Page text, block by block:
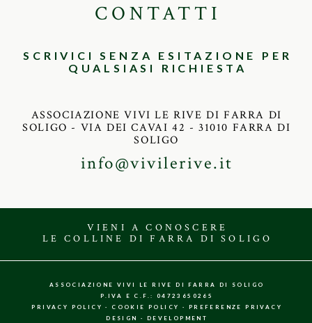
CONTATTI
SCRIVICI SENZA ESITAZIONE PER
QUALSIASI RICHIESTA
ASSOCIAZIONE VIVI LE RIVE DI FARRA DI
SOLIGO - VIA DEI CAVAI 42 - 31010 FARRA DI
SOLIGO
info@vivilerive.it
VIENI A CONOSCERE
LE COLLINE DI FARRA DI SOLIGO
ASSOCIAZIONE VIVI LE RIVE DI FARRA DI SOLIGO
P.IVA E C.F.: 04723650265
PRIVACY POLICY · COOKIE POLICY · PREFERENZE PRIVACY
DESIGN
· DEVELOPMENT